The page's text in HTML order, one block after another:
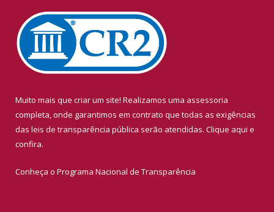
Muito mais que criar um site! Realizamos uma assessoria
completa, onde garantimos em contrato que todas as exigências
das leis de transparência pública serão atendidas. Clique aqui e
confira.
Conheça o Programa Nacional de Transparência